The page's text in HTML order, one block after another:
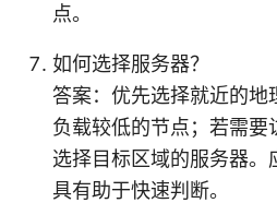
点。
如何选择服务器？
答案：优先选择就近的地
负载较低的节点；若需要
选择目标区域的服务器。
具有助于快速判断。